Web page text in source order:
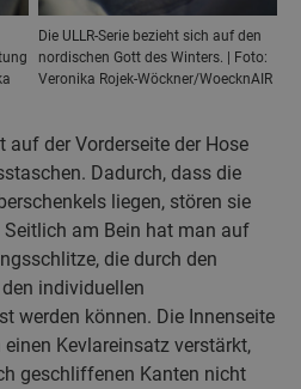
Die ULLR-Serie bezieht sich auf den
nordischen Gott des Winters. | Foto:
Veronika Rojek-Wöckner/WoecknAIR
auf der Vorderseite der Hose
Dadurch, dass die
liegen, stören sie
am Bein hat man auf
die durch den
individuellen
werden können. Die Innenseite
Kevlareinsatz verstärkt,
geschliffenen Kanten nicht